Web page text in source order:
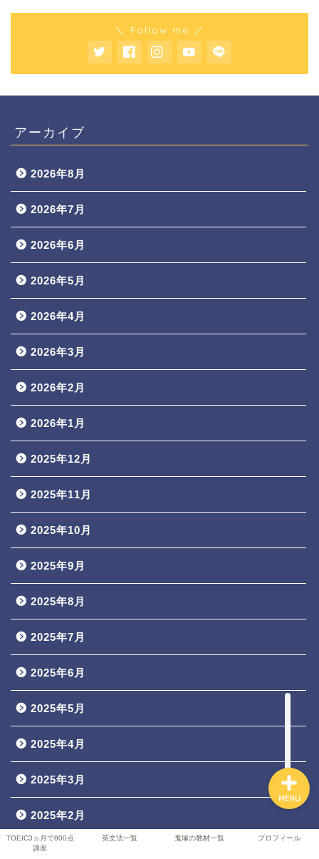
＼ Follow me ／
アーカイブ
2026年8月
2026年7月
2026年6月
2026年5月
2026年4月
2026年3月
2026年2月
2026年1月
2025年12月
2025年11月
2025年10月
2025年9月
2025年8月
2025年7月
2025年6月
2025年5月
2025年4月
2025年3月
2025年2月
2025年1月
TOEIC3ヵ月で800点
講座
英文法一覧 鬼塚の教材一覧 プロフィール
MENU